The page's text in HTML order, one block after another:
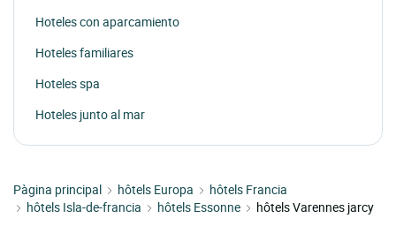
Hoteles con aparcamiento
Hoteles familiares
Hoteles spa
Hoteles junto al mar
Pàgina principal hôtels Europa
hôtels Francia
hôtels Isla-de-francia
hôtels Essonne hôtels Varennes jarcy